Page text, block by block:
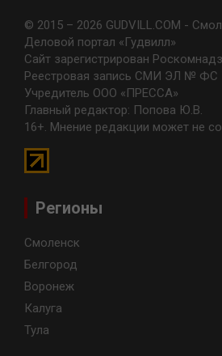
© 2015 – 2026 GUDVILL.COM -
Деловой портал «Гудвилл»
Сайт зарегистрирован
Реестровая запись СМИ ЭЛ № ФС
Учредитель ООО «ПРЕССА»
Главный редактор: Попова Ю.В.
16+. Мнение редакции может не
Регионы
Смоленск
Белгород
Воронеж
Калуга
Тула